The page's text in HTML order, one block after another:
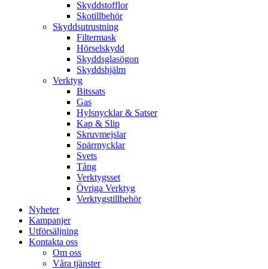
Skyddstofflor
Skotillbehör
Skyddsutrustning
Filtermask
Hörselskydd
Skyddsglasögon
Skyddshjälm
Verktyg
Bitssats
Gas
Hylsnycklar & Satser
Kap & Slip
Skruvmejslar
Spärrnycklar
Svets
Tång
Verktygsset
Övriga Verktyg
Verktygstillbehör
Nyheter
Kampanjer
Utförsäljning
Kontakta oss
Om oss
Våra tjänster